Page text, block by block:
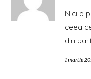
Nici o
ceea
din
1 martie